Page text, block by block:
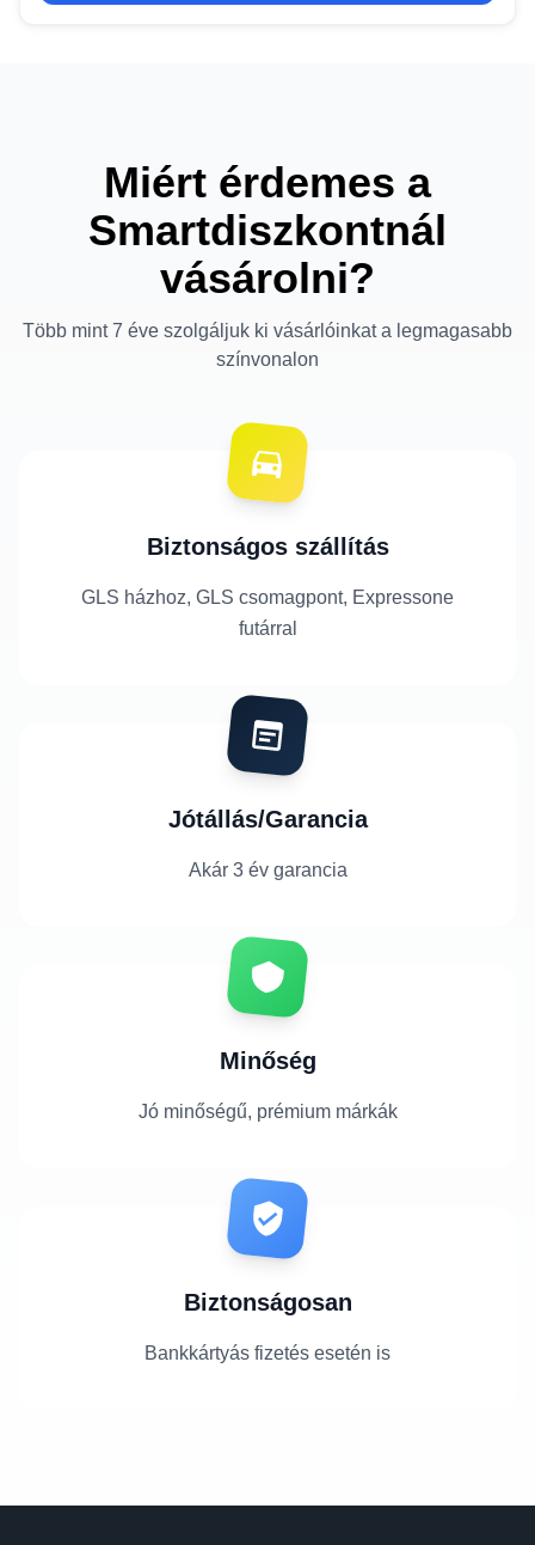
Miért érdemes a
Smartdiszkontnál
vásárolni?
Több mint 7 éve szolgáljuk ki vásárlóinkat a legmagasabb
színvonalon
Biztonságos szállítás
GLS házhoz, GLS csomagpont, Expressone
futárral
Jótállás/Garancia
Akár 3 év garancia
Minőség
Jó minőségű, prémium márkák
Biztonságosan
Bankkártyás fizetés esetén is